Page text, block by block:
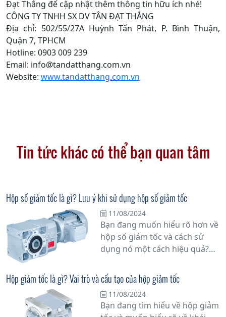
Đạt Thắng để cập nhật thêm thông tin hữu ích nhé!
CÔNG TY TNHH SX DV TÂN ĐẠT THẮNG
Địa chỉ: 502/55/27A Huỳnh Tấn Phát, P. Bình Thuận,
Quận 7, TPHCM
Hotline: 0903 009 239
Email: info@tandatthang.com.vn
Website: www.tandatthang.com.vn
Tin tức khác có thể bạn quan tâm
Hộp số giảm tốc là gì? Lưu ý khi sử dụng hộp số giảm tốc
11/08/2024
Bạn đang muốn hiểu rõ hơn về
hộp số giảm tốc và cách sử
dụng nó một cách hiệu quả?
về vấn đề này.
Hộp giảm tốc là gì? Vai trò và cấu tạo của hộp giảm tốc
11/08/2024
Bạn đang tìm hiểu về hộp giảm